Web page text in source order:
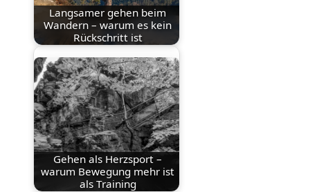
Langsamer gehen beim
Wandern – warum es kein
Rückschritt ist
Gehen als Herzsport –
warum Bewegung mehr ist
als Training